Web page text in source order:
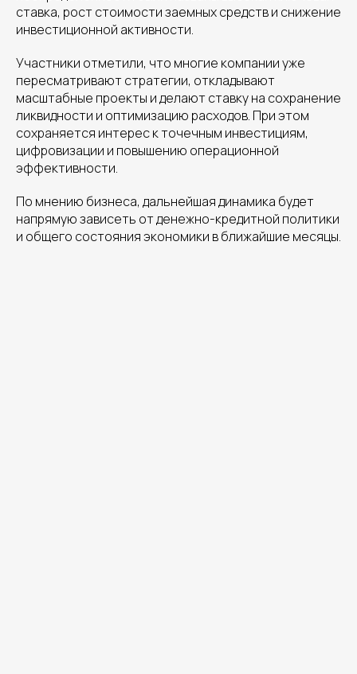
ставка, рост стоимости заемных средств и снижение
инвестиционной активности.
Участники отметили, что многие компании уже
пересматривают стратегии, откладывают
масштабные проекты и делают ставку на сохранение
ликвидности и оптимизацию расходов. При этом
сохраняется интерес к точечным инвестициям,
цифровизации и повышению операционной
эффективности.
По мнению бизнеса, дальнейшая динамика будет
напрямую зависеть от денежно-кредитной политики
и общего состояния экономики в ближайшие месяцы.